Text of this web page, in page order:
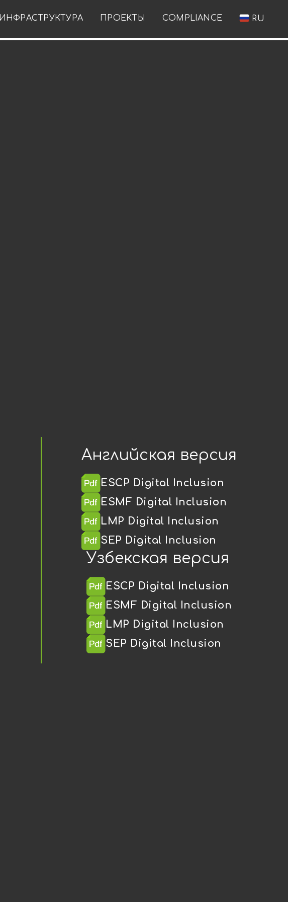
ИНФРАСТРУКТУРА ПРОЕКТЫ COMPLIANCE RU
Английская версия
ESCP Digital Inclusion
ESMF Digital Inclusion
LMP Digital Inclusion
SEP Digital Inclusion
Узбекская версия
ESCP Digital Inclusion
ESMF Digital Inclusion
LMP Digital Inclusion
SEP Digital Inclusion